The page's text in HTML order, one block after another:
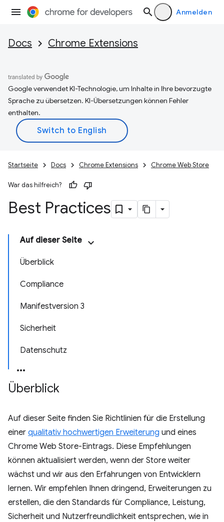
Anmelden
Docs Chrome Extensions
Google verwendet KI-Technologie, um Inhalte in Ihre bevorzugte
Sprache zu übersetzen. KI-Übersetzungen können Fehler
enthalten.
Startseite Docs Chrome Extensions Chrome Web Store
War das hilfreich?
Best Practices
Auf dieser Seite
Überblick
Compliance
Manifestversion 3
Sicherheit
Datenschutz
Überblick
Auf dieser Seite finden Sie Richtlinien für die Erstellung
einer qualitativ hochwertigen Erweiterung und eines
Chrome Web Store-Eintrags. Diese Empfehlungen
können aktualisiert werden, wenn der Store weiter
wächst und wir aus den Erfahrungen von Entwicklern
lernen. Wir empfehlen Ihnen dringend, Erweiterungen zu
erstellen, die den Standards für Compliance, Leistung,
Sicherheit und Nutzerfreundlichkeit entsprechen, wie in